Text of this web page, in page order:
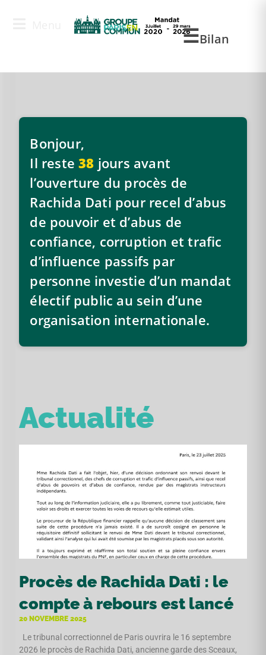
Bilan
Accueil
Bonjour,
Il reste38 jours avant
l’ouverture du procès de
Rachida Dati pour recel d’abus
de pouvoir et d’abus de
confiance, corruption et trafic
d’influence passifs par
personne investie d’un mandat
électif public au sein d’une
organisation internationale.
Actualité
Procès de Rachida Dati : le
compte à rebours est lancé
20 NOVEMBRE 2025
Le tribunal correctionnel de Paris ouvrira le 16 septembre
2026 le procès de Rachida Dati, ancienne garde des Sceaux,